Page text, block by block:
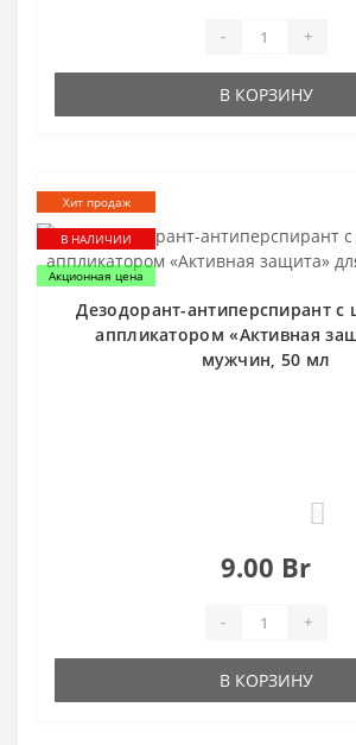
- +
В КОРЗИНУ
Хит продаж
В НАЛИЧИИ
Акционная цена
Дезодорант-антиперспирант
аппликатором «Активная
мужчин, 50 мл
9.00 Br
- +
В КОРЗИНУ